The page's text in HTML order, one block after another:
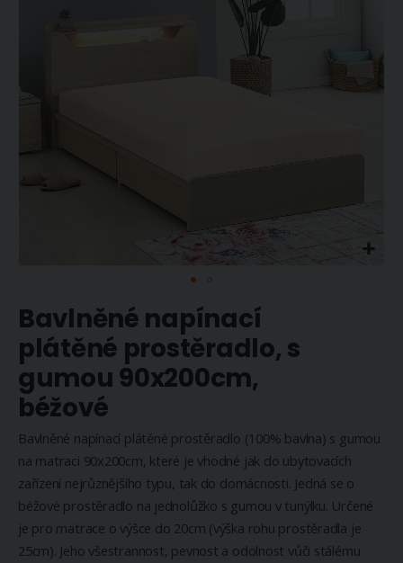
na
začátek
galerie
s
obrázky
Bavlněné napínací
plátěné prostěradlo, s
gumou 90x200cm,
béžové
Bavlněné napínací plátěné prostěradlo (100% bavlna) s gumou
na matraci 90x200cm, které je vhodné jak do ubytovacích
zařízení nejrůznějšího typu, tak do domácnosti. Jedná se o
béžové prostěradlo na jednolůžko s gumou v tunýlku. Určené
je pro matrace o výšce do 20cm (výška rohu prostěradla je
25cm). Jeho všestrannost, pevnost a odolnost vůči stálému